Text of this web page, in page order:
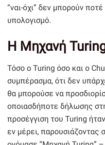
“ναι-όχι” δεν μπορούν
υπολογισμό.
Η Μηχανή
Τόσο ο Turing όσο και ο
συμπέρασμα, ότι δεν
θα μπορούσε να
οποιασδήποτε δήλωσης
προσέγγιση του Turing
εν μέρει, παρουσιάζοντας